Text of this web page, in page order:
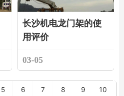
长沙机电龙门架的使
用评价
03-05
5 6 7 8 9 10